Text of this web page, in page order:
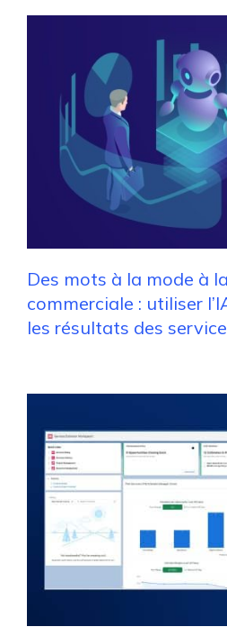
Des mots à la mode à
commerciale : utiliser
les résultats des